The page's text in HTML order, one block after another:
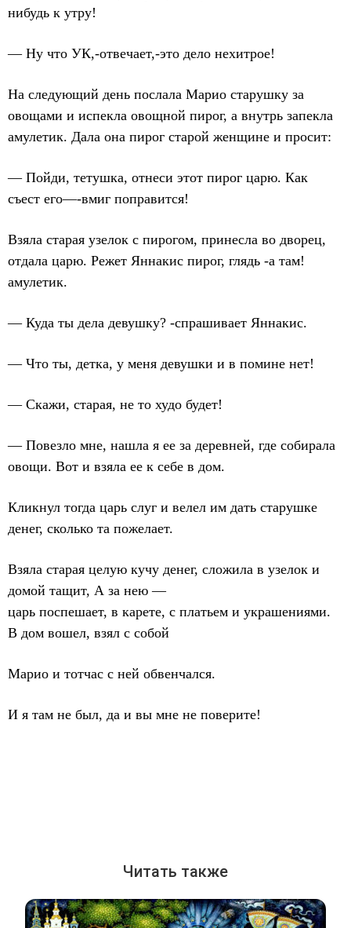
нибудь к утру!
— Ну что УК,-отвечает,-это дело нехитрое!
На следующий день послала Марио старушку за
овощами и испекла овощной пирог, а внутрь запекла
амулетик. Дала она пирог старой женщине и просит:
— Пойди, тетушка, отнеси этот пирог царю. Как
съест его—-вмиг поправится!
Взяла старая узелок с пирогом, принесла во дворец,
отдала царю. Режет Яннакис пирог, глядь -а там!
амулетик.
— Куда ты дела девушку? -спрашивает Яннакис.
— Что ты, детка, у меня девушки и в помине нет!
— Скажи, старая, не то худо будет!
— Повезло мне, нашла я ее за деревней, где собирала
овощи. Вот и взяла ее к себе в дом.
Кликнул тогда царь слуг и велел им дать старушке
денег, сколько та пожелает.
Взяла старая целую кучу денег, сложила в узелок и
домой тащит, А за нею —
царь поспешает, в карете, с платьем и украшениями.
В дом вошел, взял с собой
Марио и тотчас с ней обвенчался.
И я там не был, да и вы мне не поверите!
Читать также